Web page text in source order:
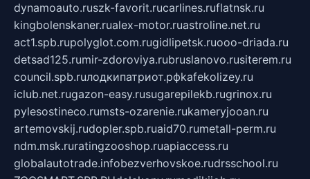
dynamoauto.ruszk-favorit.rucarlines.ruflatnsk.ru
kingbolenskaner.rualex-motor.ruastroline.net.ru
act1.spb.rupolyglot.com.rugidlipetsk.ruooo-driada.ru
detsad125.rumir-zdoroviya.rubruslanovo.rusiterem.ru
council.spb.ruлодкипатриот.рфkafekolizey.ru
iclub.net.rugazon-easy.rusugarepilekb.rugrinox.ru
pylesostineco.rumsts-ozarenie.rukameryjooan.ru
artemovskij.rudopler.spb.ruaid70.rumetall-perm.ru
ndm.msk.ruratingzooshop.ruapiaccess.ru
globalautotrade.infobezverhovskoe.rudrsschool.ru